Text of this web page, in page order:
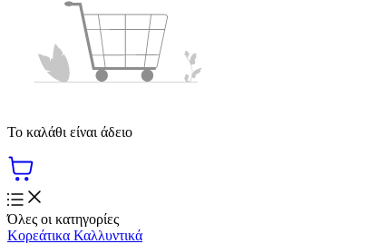
Το καλάθι είναι άδειο
Όλες οι κατηγορίες
Κορεάτικα Καλλυντικά